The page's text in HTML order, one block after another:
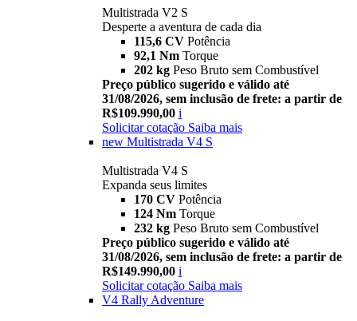
Multistrada V2 S
Desperte a aventura de cada dia
115,6 CV Potência
92,1 Nm Torque
202 kg Peso Bruto sem Combustível
Preço público sugerido e válido até
31/08/2026, sem inclusão de frete: a partir de
R$109.990,00 i
Solicitar cotação Saiba mais
new Multistrada V4 S
Multistrada V4 S
Expanda seus limites
170 CV Potência
124 Nm Torque
232 kg Peso Bruto sem Combustível
Preço público sugerido e válido até
31/08/2026, sem inclusão de frete: a partir de
R$149.990,00 i
Solicitar cotação Saiba mais
V4 Rally Adventure